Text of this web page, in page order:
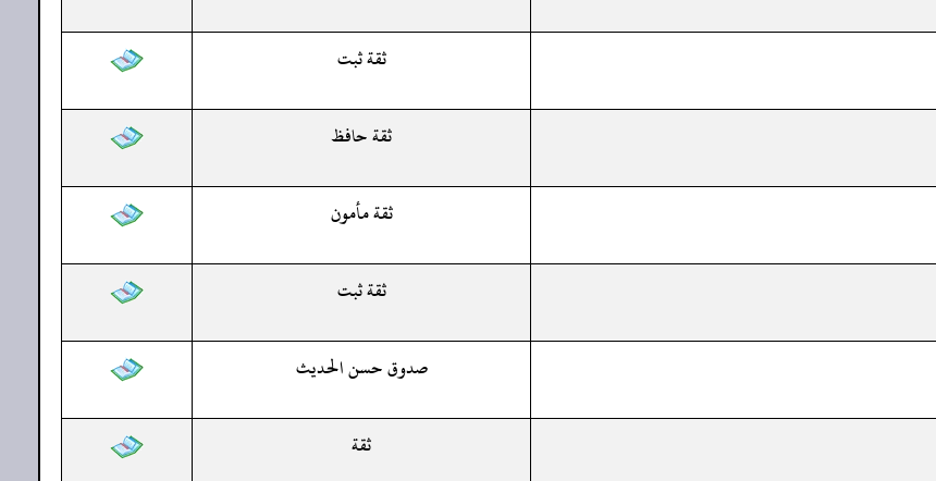
ثقة ثبت
ثقة حافظ
ثقة مأمون
ثقة ثبت
صدوق حسن الحديث
ثقة